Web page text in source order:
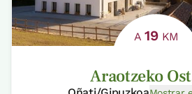
A19KM
Araotzeko